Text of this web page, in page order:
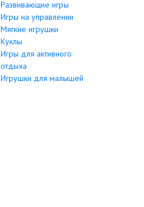
Развивающие игры
Игры на управлении
Мягкие игрушки
Куклы
Игры для активного
отдыха
Игрушки для малышей